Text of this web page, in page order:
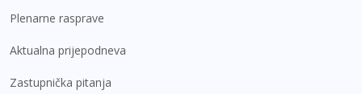
Plenarne rasprave
Aktualna prijepodneva
Zastupnička pitanja